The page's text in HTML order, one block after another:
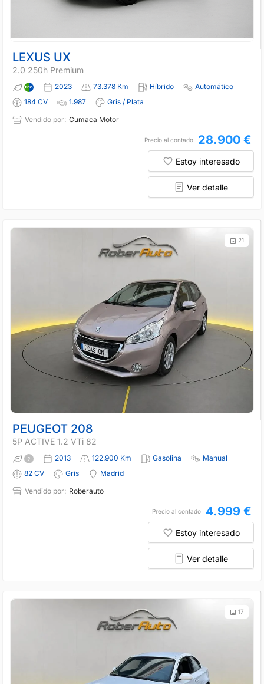
LEXUS UX
2.0 250h Premium
2023 73.378 Km Híbrido
Automático
184 CV
1.987
Gris / Plata
Vendido por: Cumaca Motor
Precio al contado 28.900 €
Estoy interesado
Ver detalle
21
PEUGEOT 208
5P ACTIVE 1.2 VTi 82
2013 122.900 Km Gasolina
Manual
82 CV
Gris
Madrid
Vendido por: Roberauto
Precio al contado 4.999 €
Estoy interesado
Ver detalle
17